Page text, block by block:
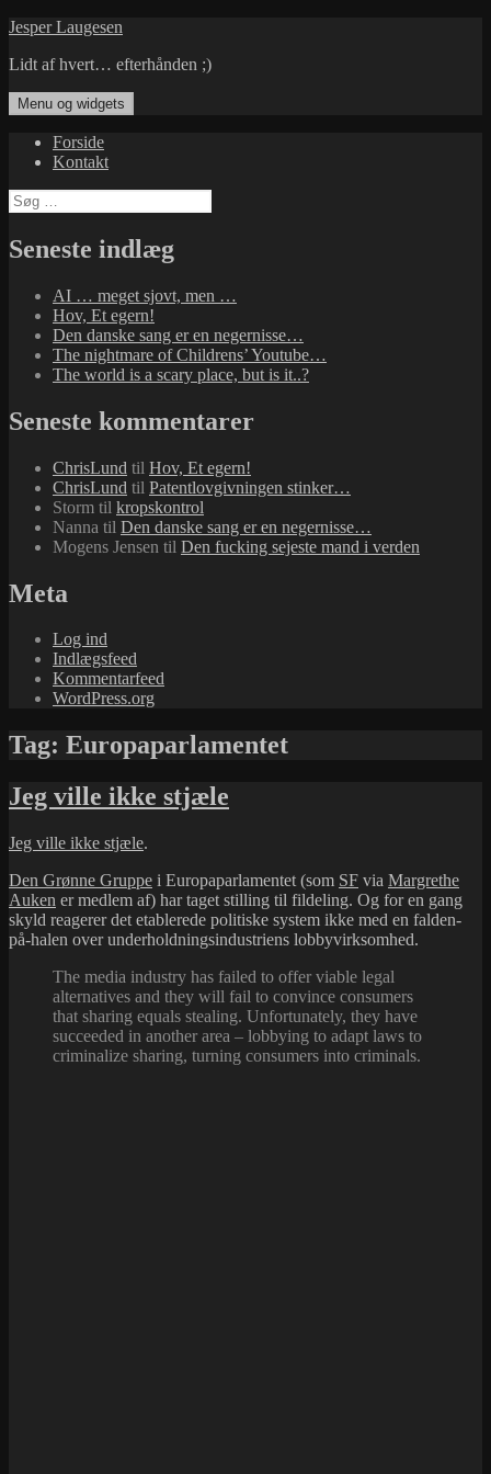
Hop
indhold
Jesper Laugesen
Lidt af hvert… efterhånden ;)
Menu og widgets
Forside
Kontakt
Søg
efter:
Seneste indlæg
AI … meget sjovt, men …
Hov, Et egern!
Den danske sang er en negernisse…
The nightmare of Childrens’ Youtube…
The world is a scary place, but is it..?
Seneste kommentarer
ChrisLund til Hov, Et egern!
ChrisLund til Patentlovgivningen stinker…
Storm til kropskontrol
Nanna til Den danske sang er en negernisse…
Mogens Jensen til Den fucking sejeste mand i verden
Meta
Log ind
Indlægsfeed
Kommentarfeed
WordPress.org
Tag: Europaparlamentet
Jeg ville ikke stjæle
Jeg ville ikke stjæle.
Den Grønne Gruppe i Europaparlamentet (som SF via Margrethe
Auken er medlem af) har taget stilling til fildeling. Og for en gang
skyld reagerer det etablerede politiske system ikke med en falden-
på-halen over underholdningsindustriens lobbyvirksomhed.
The media industry has failed to offer viable legal
alternatives and they will fail to convince consumers
that sharing equals stealing. Unfortunately, they have
succeeded in another area – lobbying to adapt laws to
criminalize sharing, turning consumers into criminals.